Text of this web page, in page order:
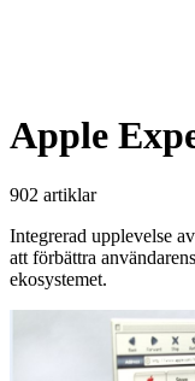
Apple
902 artiklar
Integrerad upplevelse
att förbättra
ekosystemet.